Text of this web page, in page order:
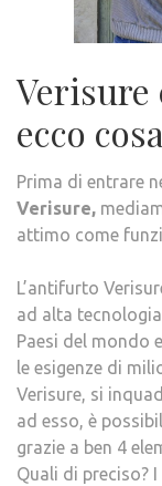
Verisure
ecco
Prima di entrare
Verisure,
attimo come
L’antifurto
ad alta
Paesi del mondo
le esigenze di
Verisure, si
ad esso, è
grazie a ben 4
Quali di preciso?